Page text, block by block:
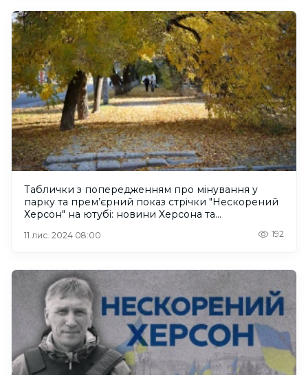
Таблички з попередженням про мінування у
парку та прем’єрний показ стрічки "Нескорений
Херсон" на ютубі: новини Херсона та
11 лис. 2024 08:00 192